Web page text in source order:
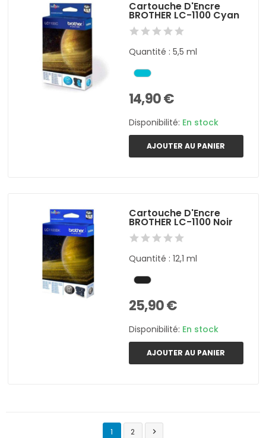
Cartouche D'Encre
BROTHER LC-1100 Cyan
Quantité : 5,5 ml
14,90 €
Disponibilité: En stock
AJOUTER AU PANIER
Cartouche D'Encre
BROTHER LC-1100 Noir
Quantité : 12,1 ml
25,90 €
Disponibilité: En stock
AJOUTER AU PANIER
1 2 